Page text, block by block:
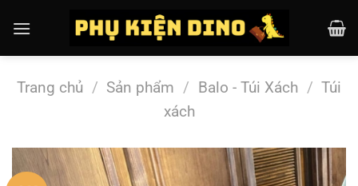
đến
Trang chủ / Sản phẩm / Balo - Túi Xách / Túi
xách